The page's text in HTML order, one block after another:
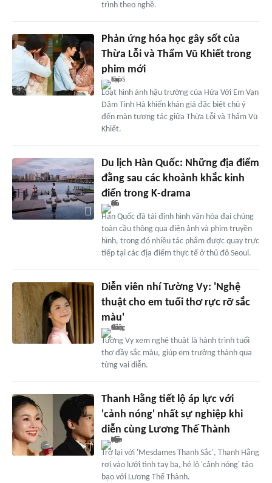
trình theo nghề.
Phản ứng hóa học gây sốt của
Thừa Lỗi và Thẩm Vũ Khiết trong
phim mới
Loạt hình ảnh hậu trường của Hứa Với Em Vạn
Dặm Tinh Hà khiến khán giả đặc biệt chú ý
đến màn tương tác giữa Thừa Lỗi và Thẩm Vũ
Khiết.
Du lịch Hàn Quốc: Những địa điểm
đằng sau các khoảnh khắc kinh
điển trong K-drama
Hàn Quốc đã tái định hình văn hóa đại chúng
toàn cầu thông qua điện ảnh và phim truyền
hình, trong đó nhiều tác phẩm được quay trực
tiếp tại các địa điểm thực tế ở thủ đô Seoul.
Diễn viên nhí Tường Vy: 'Nghệ
thuật cho em tuổi thơ rực rỡ sắc
màu'
Tường Vy xem nghệ thuật là hành trình tuổi
thơ đầy sắc màu, giúp em trưởng thành qua
từng vai diễn.
Thanh Hằng tiết lộ áp lực với
'cảnh nóng' nhất sự nghiệp khi
diễn cùng Lương Thế Thành
Trở lại với 'Mesdames Thanh Sắc', Thanh Hằng
rơi vào lưới tình tay ba, hé lộ 'cảnh nóng' táo
bạo với Lương Thế Thành.